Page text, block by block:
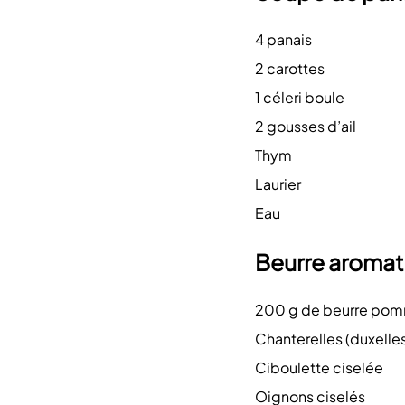
4 panais
2 carottes
1 céleri boule
2 gousses d’ail
Thym
Laurier
Eau
Beurre
200 g de beurre
Chanterelles
Ciboulette ciselée
Oignons ciselés